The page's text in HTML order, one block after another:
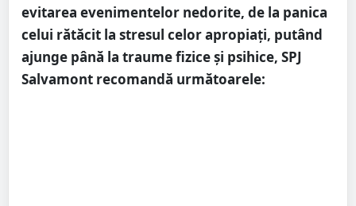
evitarea evenimentelor nedorite, de la panica
celui rătăcit la stresul celor apropiați, putând
ajunge până la traume fizice și psihice, SPJ
Salvamont recomandă următoarele: